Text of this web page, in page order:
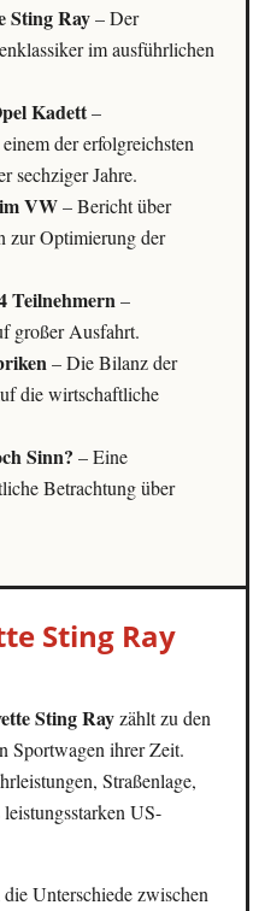
Sting Ray– Der
im ausführlichen
Kadett–
der erfolgreichsten
sechziger Jahre.
VW– Bericht über
zur Optimierung der
Teilnehmern–
großer Ausfahrt.
– Die Bilanz der
die wirtschaftliche
Sinn? – Eine
Betrachtung über
Sting Ray
Sting Rayzählt zu den
Sportwagen ihrer Zeit.
Straßenlage,
US-
Unterschiede zwischen